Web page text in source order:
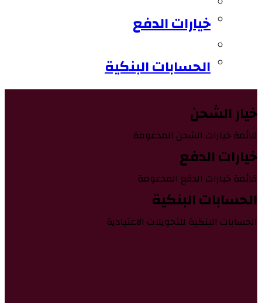
خيارات الدفع
الحسابات البنكية
خيار الشحن
قائمة خيارات الشحن المدعومة
خيارات الدفع
قائمة خيارات الدفع المدعومة
الحسابات البنكية
الحسابات البنكية للتحويلات الاعتيادية